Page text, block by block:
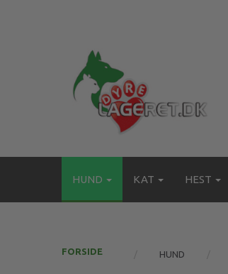
HUND KAT HEST
FORSIDE HUND